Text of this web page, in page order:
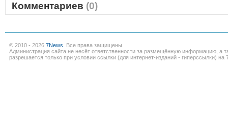
Комментариев (0)
© 2010 - 2026 7News . Все права защищены.
Администрация сайта не несёт ответственности за размещённую информацию, а
разрешается только при условии ссылки (для интернет-изданий - гиперссылки) на